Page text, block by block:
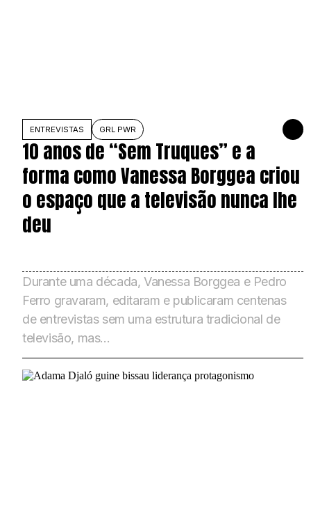
ENTREVISTAS GRL PWR 3 DE
10 anos de “Sem Truques” e a
forma como Vanessa Borggea criou
o espaço que a televisão nunca lhe
deu
Durante uma década, Vanessa Borggea e Pedro
Ferro gravaram, editaram e publicaram centenas
de entrevistas sem uma estrutura tradicional de
televisão, mas...